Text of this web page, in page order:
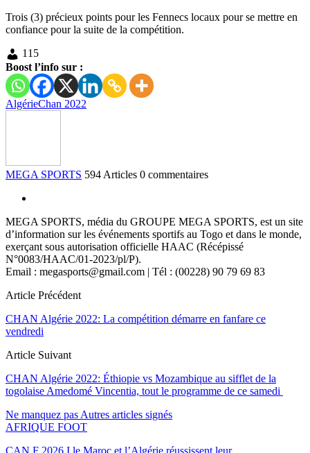
Trois (3) précieux points pour les Fennecs locaux pour se mettre en
confiance pour la suite de la compétition.
115
Boost l’info sur :
AlgérieChan 2022
MEGA SPORTS 594 Articles 0 commentaires
MEGA SPORTS, média du GROUPE MEGA SPORTS, est un site
d’information sur les événements sportifs au Togo et dans le monde,
exerçant sous autorisation officielle HAAC (Récépissé
N°0083/HAAC/01-2023/pl/P).
Email : megasports@gmail.com | Tél : (00228) 90 79 69 83
Article Précédent
CHAN Algérie 2022: La compétition démarre en fanfare ce
vendredi
Article Suivant
CHAN Algérie 2022: Éthiopie vs Mozambique au sifflet de la
togolaise Amedomé Vincentia, tout le programme de ce samedi
Ne manquez pas Autres articles signés
AFRIQUE FOOT
CAN F 2026 I le Maroc et l’Algérie réussissent leur…